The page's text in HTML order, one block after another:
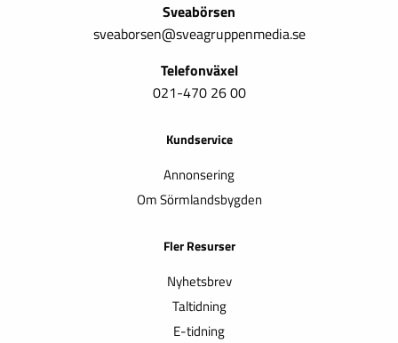
Sveabörsen
sveaborsen@sveagruppenmedia.se
Telefonväxel
021-470 26 00
Kundservice
Annonsering
Om Sörmlandsbygden
Fler Resurser
Nyhetsbrev
Taltidning
E-tidning